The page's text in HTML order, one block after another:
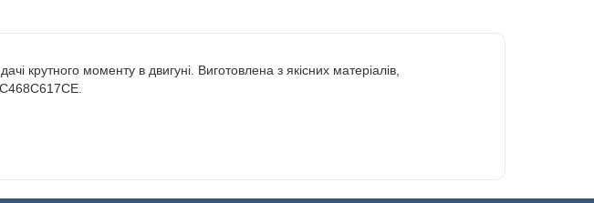
крутного моменту в двигуні. Виготовлена з якісних матеріалів,